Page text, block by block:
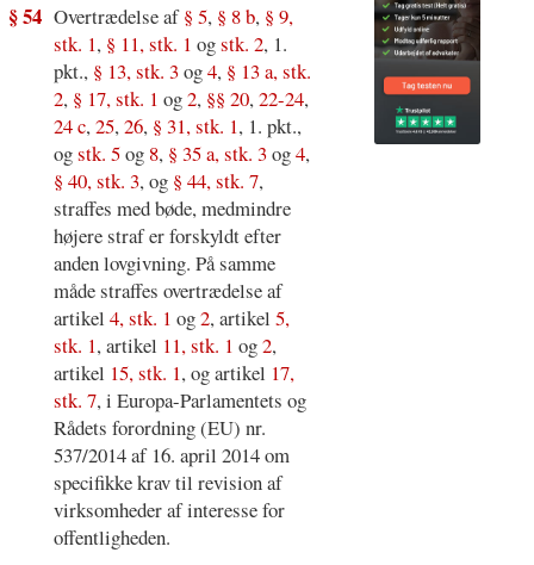
§ 54 Overtrædelse af§ 5, § 8 b, § 9,
stk. 1, § 11, stk. 1 ogstk. 2, 1.
pkt., § 13, stk. 3og4, § 13 a, stk.
2, § 17, stk. 1 og2, §§ 20,22-24,
24 c,25,26, § 31, stk. 1, 1. pkt.,
ogstk. 5og 8, § 35 a, stk. 3og4,
§ 40, stk. 3, og § 44, stk. 7,
straffes med bøde, medmindre
højere straf er forskyldt efter
anden lovgivning. På samme
måde straffes overtrædelse af
artikel 4, stk. 1 og2, artikel 5,
stk. 1, artikel 11, stk. 1 og2,
artikel 15, stk. 1, og artikel 17,
stk. 7, i Europa-Parlamentets og
Rådets forordning (EU) nr.
537/2014 af 16. april 2014 om
specifikke krav til revision af
virksomheder af interesse for
offentligheden.